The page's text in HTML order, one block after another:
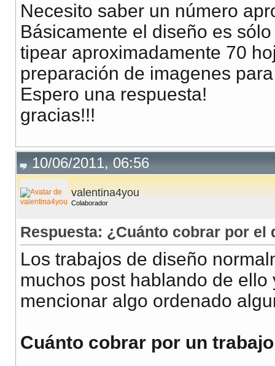
Necesito saber un número
Básicamente el diseño es
tipear aproximadamente 70
preparación de imagenes
Espero una respuesta!
gracias!!!
10/06/2011, 06:56
valentina4you
Colaborador
Respuesta: ¿Cuánto cobrar por
Los trabajos de diseño
muchos post hablando de
mencionar algo ordenado
Cuánto cobrar por un